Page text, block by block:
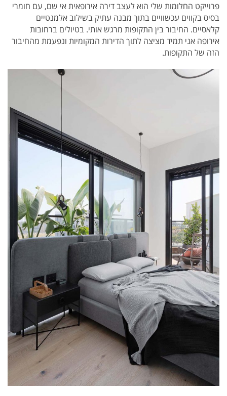
פרוייקט החלומות שלי הוא לעצב דירה אירופאית אי שם, עם חומרי
בסיס בקווים עכשוויים בתוך מבנה עתיק בשילוב אלמנטיים
קלאסיים. החיבור בין התקופות מרגש אותי. בטיולים ברחובות
אירופה אני תמיד מציצה לתוך הדירות המקומיות ונפעמת מהחיבור
הזה של התקופות.